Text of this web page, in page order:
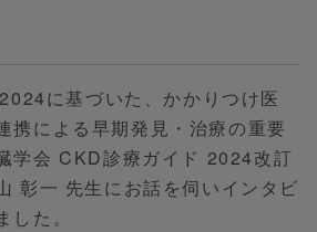
に基づいた、かかりつけ医
携による早期発見・治療の重要
学会 CKD診療ガイド 2024改訂
彰一 先生にお話を伺いインタビ
た。